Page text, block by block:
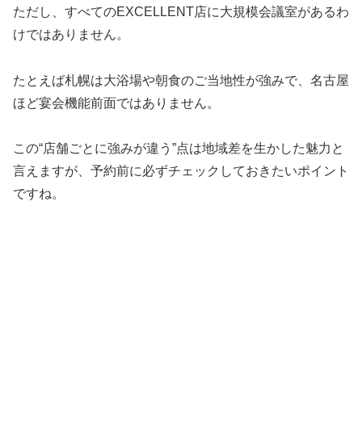
ただし、すべてのEXCELLENT店に大規模会議室があるわ
けではありません。
たとえば札幌は大浴場や朝食のご当地性が強みで、名古屋
ほど宴会機能前面ではありません。
この“店舗ごとに強みが違う”点は地域差を生かした魅力と
言えますが、予約前に必ずチェックしておきたいポイント
ですね。